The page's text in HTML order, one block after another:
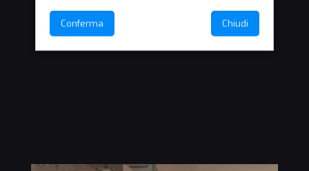
Conferma Chiudi